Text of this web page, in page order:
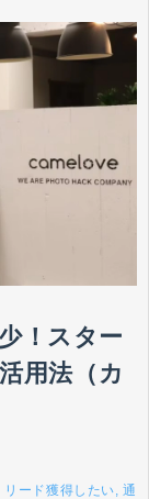
！スター
用法（カ
ード獲得したい 通